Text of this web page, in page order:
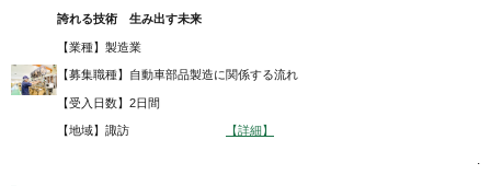
誇れる技術 生み出す未来
【業種】製造業
【募集職種】自動車部品製造に関係する流れ
【受入日数】2日間
【地域】諏訪 【詳細】
.